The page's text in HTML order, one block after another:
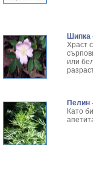
Шипка
Храст
или
Пелин
Като